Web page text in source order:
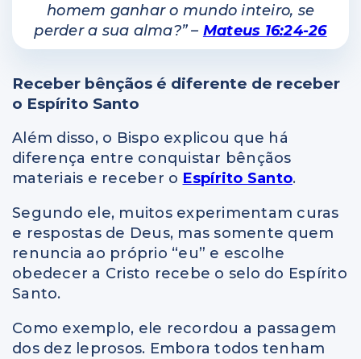
homem ganhar o mundo inteiro, se
perder a sua alma?”– Mateus 16:24-26
Receber bênçãos é diferente de receber
o Espírito Santo
Além disso, o Bispo explicou que há
diferença entre conquistar bênçãos
materiais e receber o Espírito Santo.
Segundo ele, muitos experimentam curas
e respostas de Deus, mas somente quem
renuncia ao próprio “eu” e escolhe
obedecer a Cristo recebe o selo do Espírito
Santo.
Como exemplo, ele recordou a passagem
dos dez leprosos. Embora todos tenham